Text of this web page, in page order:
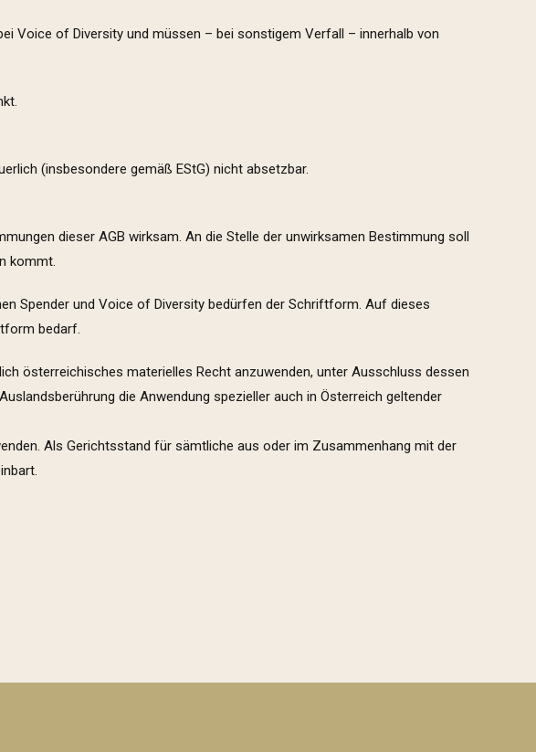
Voice of Diversity und müssen – bei sonstigem Verfall – innerhalb von
(insbesondere gemäß EStG) nicht absetzbar.
dieser AGB wirksam. An die Stelle der unwirksamen Bestimmung soll
kommt.
Spender und Voice of Diversity bedürfen der Schriftform. Auf dieses
bedarf.
österreichisches materielles Recht anzuwenden, unter Ausschluss dessen
die Anwendung spezieller auch in Österreich geltender
Als Gerichtsstand für sämtliche aus oder im Zusammenhang mit der